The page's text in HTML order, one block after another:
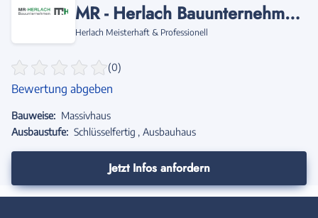
MR - Herlach Bauunternehmen
Herlach Meisterhaft & Professionell
(0)
Bewertung abgeben
Bauweise: Massivhaus
Ausbaustufe: Schlüsselfertig Ausbauhaus
Jetzt Infos anfordern